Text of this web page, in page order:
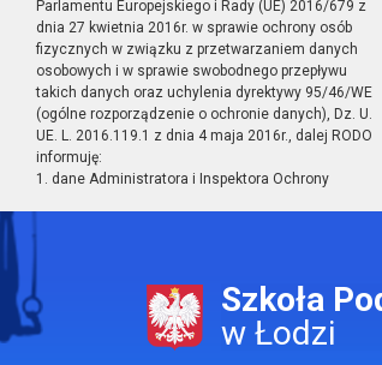
Parlamentu Europejskiego i Rady (UE) 2016/679 z
dnia 27 kwietnia 2016r. w sprawie ochrony osób
fizycznych w związku z przetwarzaniem danych
osobowych i w sprawie swobodnego przepływu
takich danych oraz uchylenia dyrektywy 95/46/WE
(ogólne rozporządzenie o ochronie danych), Dz. U.
UE. L. 2016.119.1 z dnia 4 maja 2016r., dalej RODO
informuję:
1. dane Administratora i Inspektora Ochrony
Szkoła
w Łodzi